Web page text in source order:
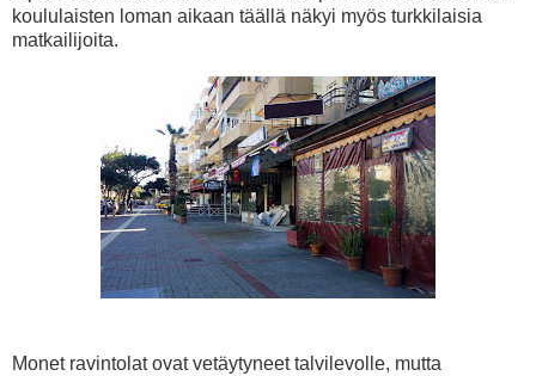
koululaisten loman aikaan täällä näkyi myös turkkilaisia
matkailijoita.
Monet ravintolat ovat vetäytyneet talvilevolle, mutta